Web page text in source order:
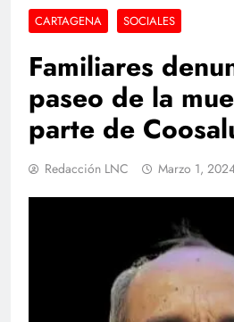
CARTAGENA SOCIALES
Familiares
paseo de la
parte de
Redacción LNC Marzo 1,